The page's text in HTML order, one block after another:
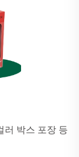
러 박스 포장 등